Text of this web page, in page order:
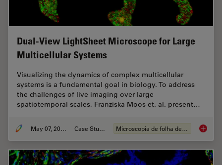
Dual-View LightSheet Microscope for Large
Multicellular Systems
Visualizing the dynamics of complex multicellular
systems is a fundamental goal in biology. To address
the challenges of live imaging over large
spatiotemporal scales, Franziska Moos et. al. present…
May 07, 2024 Case Study Microscopia de folha de luz Dual-